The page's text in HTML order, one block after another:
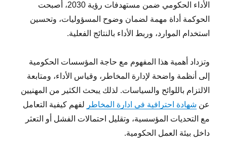
الأداء الحكومي ضمن مستهدفات رؤية 2030، أصبحت
الحوكمة أداة مهمة لضمان وضوح المسؤوليات، وتحسين
استخدام الموارد، وربط الأداء بالنتائج الفعلية.
وتزداد أهمية هذا المفهوم مع حاجة المؤسسات الحكومية
إلى أنظمة واضحة لإدارة المخاطر، وقياس الأداء، ومتابعة
الالتزام باللوائح والسياسات. لذلك يبحث الكثير من المهنيين
عن شهادة احترافية في ادارة المخاطر لفهم كيفية التعامل
مع التحديات المؤسسية، وتقليل احتمالات الفشل أو التعثر
داخل بيئة العمل الحكومية.